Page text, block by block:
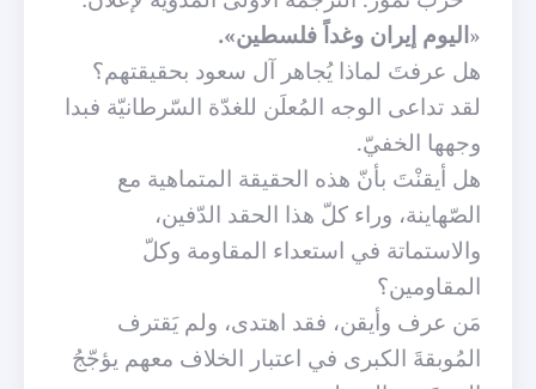
«اليوم إيران وغداً فلسطين».
هل عرفتَ لماذا يُجاهر آل سعود بحقيقتهم؟
لقد تداعى الوجه المُعلَن للغدّة السّرطانيّة فبدا
وجهها الخفيّ.
هل أيقنْتَ بأنّ هذه الحقيقة المتماهية مع
الصّهاينة، وراء كلّ هذا الحقد الدّفين،
والاستماتة في استعداء المقاومة وكلّ
المقاومين؟
مَن عرف وأيقن، فقد اهتدى، ولم يَقترف
المُوبقةَ الكبرى في اعتبار الخلاف معهم يؤجّجُ